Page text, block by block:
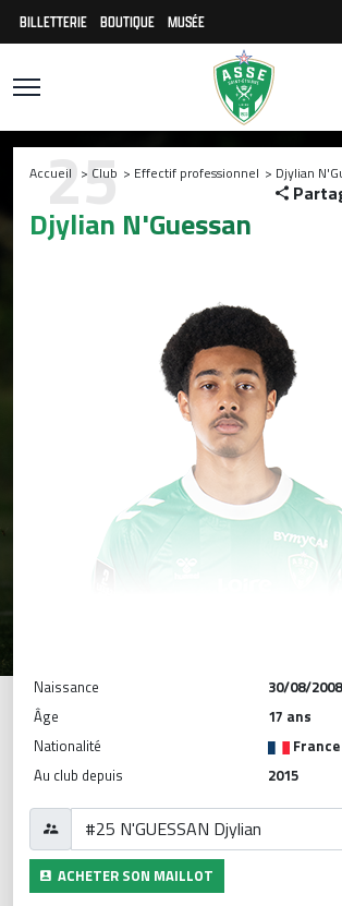
BILLETTERIE BOUTIQUE MUSÉE
Accueil > Club > Effectif professionnel > Djylian
Djylian N'Guessan
25
Naissance
30/08/2008
Âge
17 ans
Nationalité
France
Au club depuis
2015
ACHETER SON MAILLOT